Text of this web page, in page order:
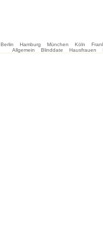
Berlin Hamburg München Köln
Allgemein
Blinddate Hausfrauen